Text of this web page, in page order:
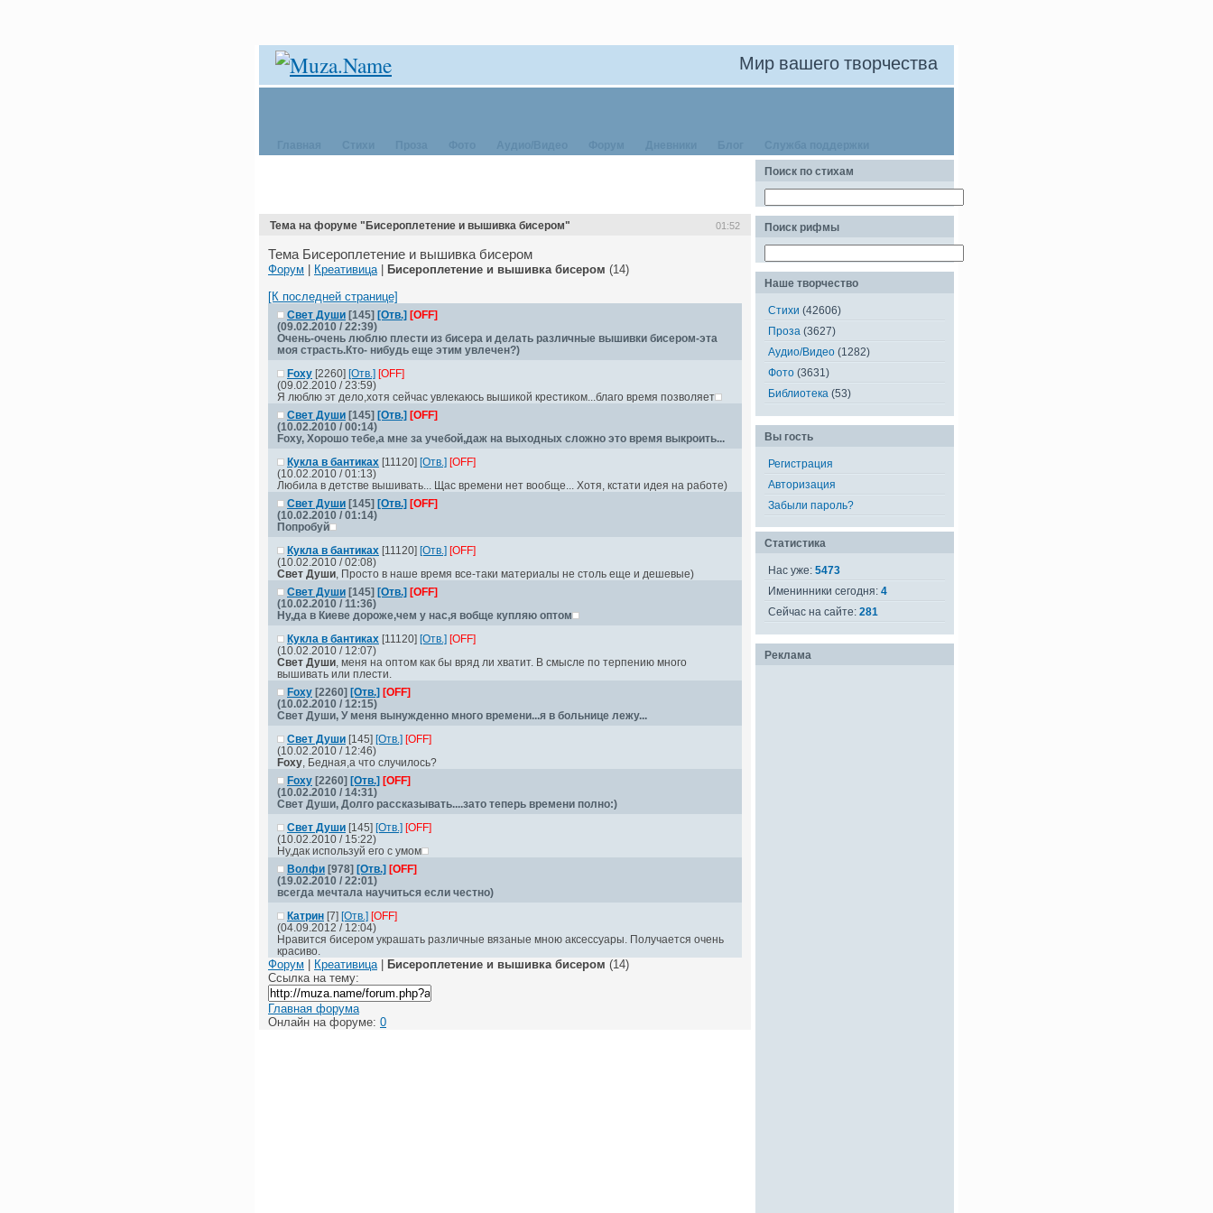
Мир вашего творчества
Тема на форуме "Бисероплетение и вышивка бисером" 01:52
Тема Бисероплетение и вышивка бисером
Форум Креативица| Бисероплетение и вышивка бисером (14)
[К последней странице]
Свет Души [145] [Отв.] [OFF]
(09.02.2010 / 22:39)
Очень-очень люблю плести из бисера и делать различные вышивки бисером-эта
моя страсть.Кто- нибудь еще этим увлечен?)
Foxy [2260] [Отв.] [OFF]
(09.02.2010 / 23:59)
Я люблю эт дело,хотя сейчас увлекаюсь вышикой крестиком...благо время позволяет
Свет Души [145] [Отв.] [OFF]
(10.02.2010 / 00:14)
Foxy, Хорошо тебе,а мне за учебой,даж на выходных сложно это время выкроить...
Кукла в бантиках [11120] [Отв.] [OFF]
(10.02.2010 / 01:13)
Любила в детстве вышивать... Щас времени нет вообще... Хотя, кстати идея на работе)
Свет Души [145] [Отв.] [OFF]
(10.02.2010 / 01:14)
Попробуй
Кукла в бантиках [11120] [Отв.] [OFF]
(10.02.2010 / 02:08)
Свет Души , Просто в наше время все-таки материалы не столь еще и дешевые)
Свет Души [145] [Отв.] [OFF]
(10.02.2010 / 11:36)
Ну,да в Киеве дороже,чем у нас,я вобще купляю оптом
Кукла в бантиках [11120] [Отв.] [OFF]
(10.02.2010 / 12:07)
Свет Души , меня на оптом как бы вряд ли хватит. В смысле по терпению много
вышивать или плести.
Foxy [2260] [Отв.] [OFF]
(10.02.2010 / 12:15)
Свет Души, У меня вынужденно много времени...я в больнице лежу...
Свет Души [145] [Отв.] [OFF]
(10.02.2010 / 12:46)
Foxy , Бедная,а что случилось?
Foxy [2260] [Отв.] [OFF]
(10.02.2010 / 14:31)
Свет Души, Долго рассказывать....зато теперь времени полно:)
Свет Души [145] [Отв.] [OFF]
(10.02.2010 / 15:22)
Ну,дак используй его с умом
Волфи [978] [Отв.] [OFF]
(19.02.2010 / 22:01)
всегда мечтала научиться если честно)
Катрин [7] [Отв.] [OFF]
(04.09.2012 / 12:04)
Нравится бисером украшать различные вязаные мною аксессуары. Получается очень
красиво.
Форум Креативица| Бисероплетение и вышивка бисером (14)
Ссылка на тему:
Главная форума
Онлайн на форуме: 0
Поиск по стихам
Поиск рифмы
Наше творчество
Стихи (42606)
Проза (3627)
Аудио/Видео (1282)
Фото (3631)
Библиотека (53)
Вы гость
Регистрация
Авторизация
Забыли пароль?
Статистика
Нас уже: 5473
Именинники сегодня: 4
Сейчас на сайте: 281
Реклама